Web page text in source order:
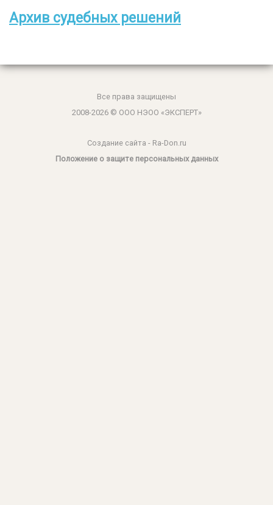
Архив судебных решений
Все права защищены
2008-2026 © ООО НЭОО «ЭКСПЕРТ»
Создание сайта - Ra-Don.ru
Положение о защите персональных данных